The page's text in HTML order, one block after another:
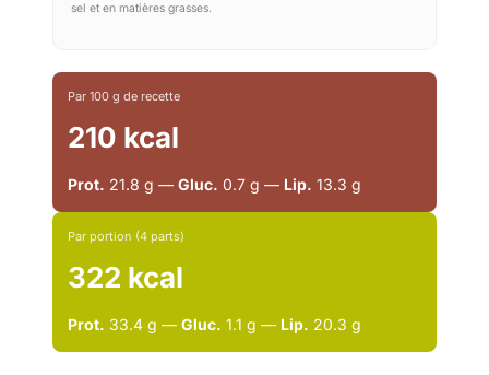
sel et en matières grasses.
Par 100 g de recette
210 kcal
Prot. 21.8 g — Gluc. 0.7 g — Lip. 13.3 g
Par portion (4 parts)
322 kcal
Prot. 33.4 g — Gluc. 1.1 g — Lip. 20.3 g